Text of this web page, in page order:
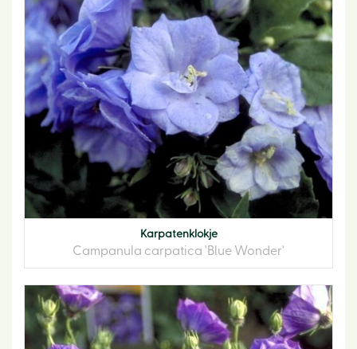
Karpatenklokje
Campanula carpatica 'Blue Wonder'